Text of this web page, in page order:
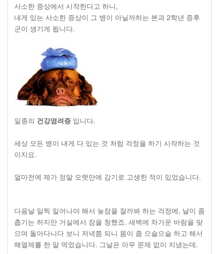
사소한 증상에서 시작한다고 하니,
내게 있는 사소한 증상이 그 병이 아닐까하는 본과 2학년 증후
군이 생기게 됩니다.
일종의 건강염려증 입니다.
세상 모든 병이 내게 다 있는 것 처럼 걱정을 하기 시작하는 것
이지요.
얼마전에 제가 정말 오랫만에 감기로 고생한 적이 있었습니다.
다음날 일찍 일어나야 해서 늦잠을 잘까봐 하는 걱정에, 날이 좀
춥기는 하지만 거실에서 잠을 청했죠. 새벽에 차가운 바람을 맞
으며 돌아다니다 보니 저녁쯤 되니 몸이 좀 으슬으슬 하고 해서
해열제를 한 알 먹었습니다. 그날은 아무 문제 없이 지냈는데.